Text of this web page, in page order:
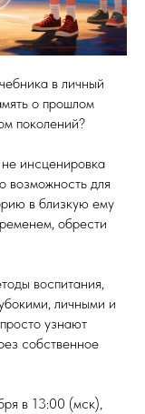
в личный
о прошлом
поколений?
инсценировка
возможность для
в близкую ему
обрести
воспитания,
личными и
узнают
собственное
в 13:00 (мск),